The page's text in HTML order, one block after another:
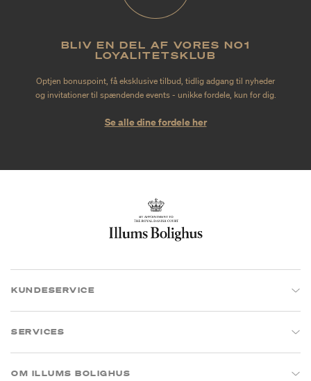
BLIV EN DEL AF VORES NO1
LOYALITETSKLUB
Optjen bonuspoint, få eksklusive tilbud, tidlig adgang til nyheder
og invitationer til spændende events - unikke fordele, kun for dig.
Se alle dine fordele her
KUNDESERVICE
SERVICES
OM ILLUMS BOLIGHUS